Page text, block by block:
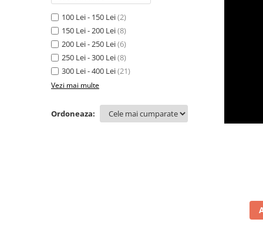
100 Lei - 150 Lei(2)
150 Lei - 200 Lei(8)
200 Lei - 250 Lei(6)
250 Lei - 300 Lei(8)
300 Lei - 400 Lei(21)
Vezi mai multe
Ordoneaza: